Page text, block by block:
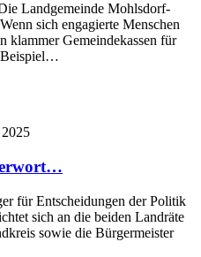
Landgemeinde Mohlsdorf-
sich engagierte Menschen
klammer Gemeindekassen für
Beispiel…
für Entscheidungen der Politik
sich an die beiden Landräte
sowie die Bürgermeister